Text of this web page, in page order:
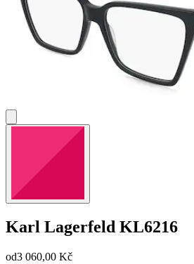
Karl Lagerfeld KL6216
od3 060,00 Kč